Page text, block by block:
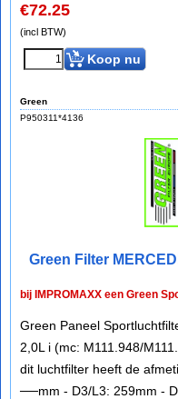
€72.25
(incl BTW)
Koop nu
Green
P950311*4136
Green Filter
bij IMPROMAXX een Green
Green Paneel
2,0L i (mc: M111.948/
dit luchtfilter heeft de
──mm - D3/L3: 259mm -